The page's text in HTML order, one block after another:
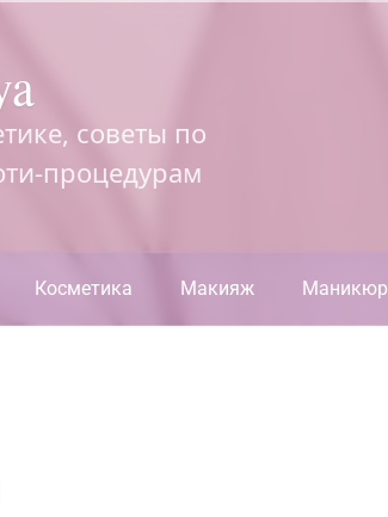
советы по
процедурам
Косметика Макияж Маникюр